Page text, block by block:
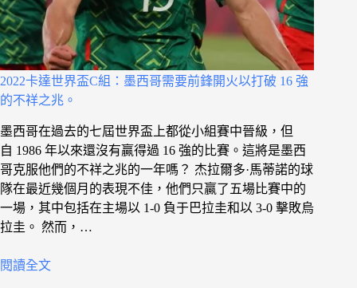
2022卡達世界盃C組：墨西哥需要前鋒開火以打破 16 強
的不祥之兆。
墨西哥在過去的七屆世界盃上都從小組賽中晉級，但
自 1986 年以來還沒有贏得過 16 強的比賽。這將是墨西
哥克服他們的不祥之兆的一年嗎？ 杰拉爾多·馬蒂諾的球
隊在最近幾個月的表現不佳，他們只贏了五場比賽中的
一場，其中包括在主場以 1-0 負于巴拉圭和以 3-0 擊敗烏
拉圭。 然而，…
閱讀全文